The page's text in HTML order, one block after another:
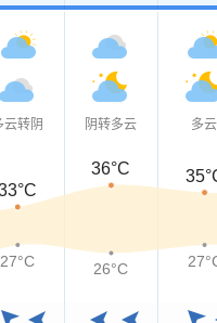
云转阴 阴转多云 多云
36°C
27°C 26°C